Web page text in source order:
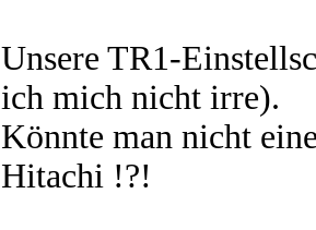
Unsere TR1-
ich mich nicht irre).
Könnte man nicht
Hitachi !?!